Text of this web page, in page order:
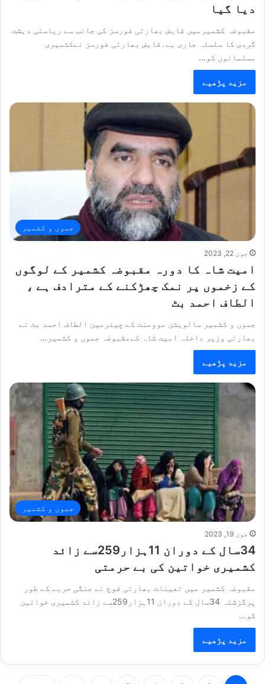
دیا گیا
مقبوضہ کشمیرمیں قابض بھارتی فورسز کی جانب سے ریاستی دہشت
گردی کا سلسلہ جاری ہے۔قابض بھارتی فورسز نےکشمیری
مسلمانوں کو…
مزید پڑھیے
جموں و کشمیر
جون 22, 2023
امیت شاہ کا دورہ مقبوضہ کشمیر کے لوگوں
کے زخموں پر نمک چھڑکنے کے مترادف ہے ،
الطاف احمد بٹ
جموں و کشمیر سالویشن موومنٹ کے چیئرمین الطاف احمد بٹ نے
بھارتی وزیر داخلہ امیت شاہ کےمقبوضہ جموں و کشمیر…
مزید پڑھیے
جموں و کشمیر
جون 19, 2023
34سال کے دوران 11ہزار259سے زائد
کشمیری خواتین کی بے حرمتی
مقبوضہ کشمیر میں تعینات بھارتی فوج نے جنگی حربے کے طور
پرگزشتہ 34سال کے دوران 11ہزار259سے زائد کشمیری خواتین
کو…
مزید پڑھیے